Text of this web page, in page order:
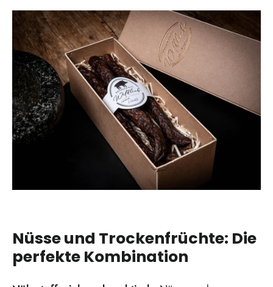
Nüsse und Trockenfrüchte: Die
perfekte Kombination